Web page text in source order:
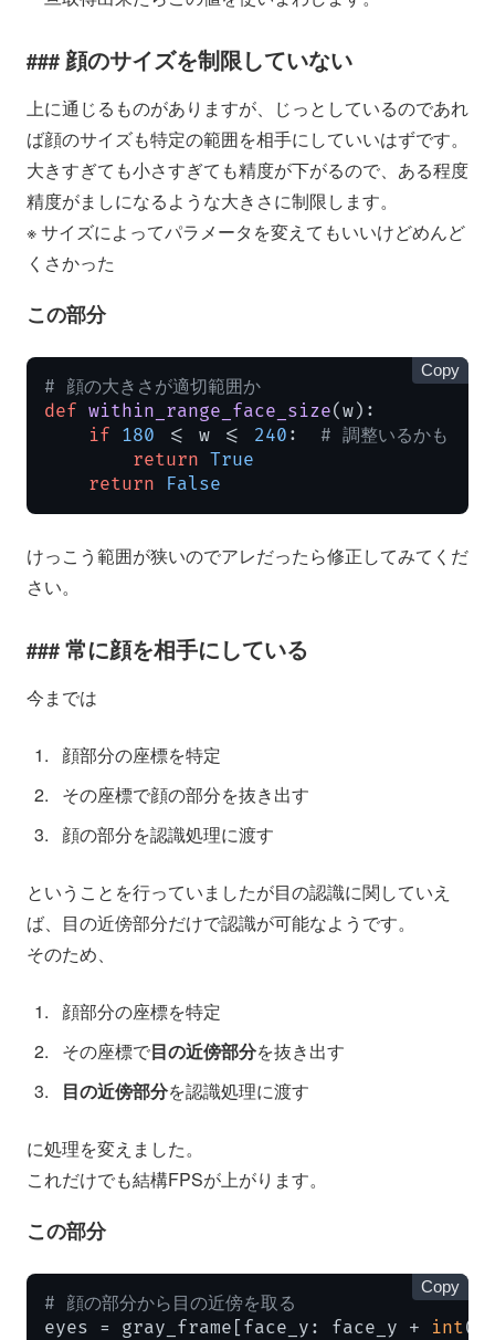
顔のサイズを制限していない
上に通じるものがありますが、じっとしているのであれ
ば顔のサイズも特定の範囲を相手にしていいはずです。
大きすぎても小さすぎても精度が下がるので、ある程度
精度がましになるような大きさに制限します。
※ サイズによってパラメータを変えてもいいけどめんど
くさかった
この部分
# 顔の大きさが適切範囲か
def within_range_face_size(w):
if 180 <= w <= 240 : # 調整いるかも
return True
return
False
Copy
けっこう範囲が狭いのでアレだったら修正してみてくだ
さい。
常に顔を相手にしている
今までは
顔部分の座標を特定
その座標で顔の部分を抜き出す
顔の部分を認識処理に渡す
ということを行っていましたが目の認識に関していえ
ば、目の近傍部分だけで認識が可能なようです。
そのため、
顔部分の座標を特定
その座標で目の近傍部分を抜き出す
目の近傍部分を認識処理に渡す
に処理を変えました。
これだけでも結構FPSが上がります。
この部分
# 顔の部分から目の近傍を取る
eyes = gray_frame[face_y: face_y + int
Copy